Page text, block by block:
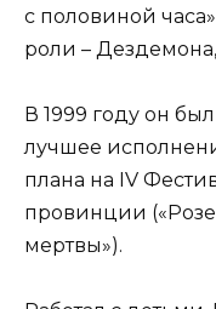
с половиной
роли –
В 1999 году он
лучшее
плана на IV
провинции
мертвы»).